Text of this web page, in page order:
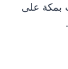
بمكة على